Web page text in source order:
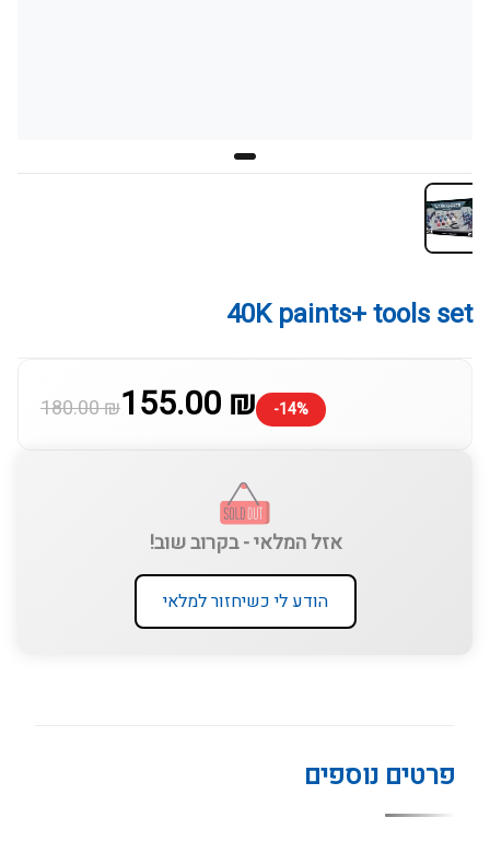
40K paints+ tools set
180.00 ₪155.00 ₪ -14%
אזל המלאי - בקרוב שוב!
הודע לי כשיחזור למלאי
פרטים נוספים